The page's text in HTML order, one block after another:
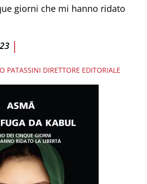
giorni che mi hanno ridato
|
PATASSINI DIRETTORE EDITORIALE